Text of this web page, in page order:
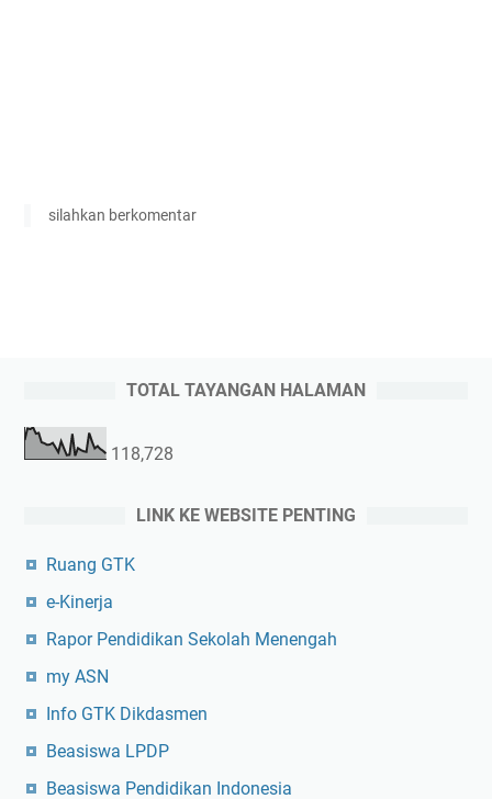
silahkan berkomentar
TOTAL TAYANGAN HALAMAN
118,728
LINK KE WEBSITE PENTING
Ruang GTK
e-Kinerja
Rapor Pendidikan Sekolah Menengah
my ASN
Info GTK Dikdasmen
Beasiswa LPDP
Beasiswa Pendidikan Indonesia